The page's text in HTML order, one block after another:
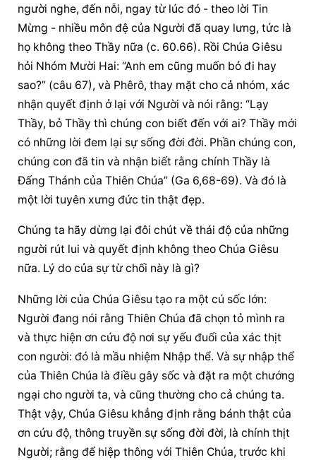
người nghe, đến nỗi, ngay từ lúc đó - theo lời Tin
Mừng - nhiều môn đệ của Người đã quay lưng, tức là
họ không theo Thầy nữa (c. 60.66). Rồi Chúa Giêsu
hỏi Nhóm Mười Hai: “Anh em cũng muốn bỏ đi hay
sao?” (câu 67), và Phêrô, thay mặt cho cả nhóm, xác
nhận quyết định ở lại với Người và nói rằng: “Lạy
Thầy, bỏ Thầy thì chúng con biết đến với ai? Thầy mới
có những lời đem lại sự sống đời đời. Phần chúng con,
chúng con đã tin và nhận biết rằng chính Thầy là
Đấng Thánh của Thiên Chúa” (Ga 6,68-69). Và đó là
một lời tuyên xưng đức tin thật đẹp.
Chúng ta hãy dừng lại đôi chút về thái độ của những
người rút lui và quyết định không theo Chúa Giêsu
nữa. Lý do của sự từ chối này là gì?
Những lời của Chúa Giêsu tạo ra một cú sốc lớn:
Người đang nói rằng Thiên Chúa đã chọn tỏ mình ra
và thực hiện ơn cứu độ nơi sự yếu đuối của xác thịt
con người: đó là mầu nhiệm Nhập thể. Và sự nhập thể
của Thiên Chúa là điều gây sốc và đặt ra một chướng
ngại cho người ta, và cũng thường cho cả chúng ta.
Thật vậy, Chúa Giêsu khẳng định rằng bánh thật của
ơn cứu độ, thông truyền sự sống đời đời, là chính thịt
Người; rằng để hiệp thông với Thiên Chúa, trước khi